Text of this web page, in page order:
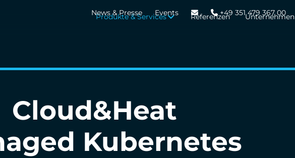
Produkte & Services Referenzen Unternehmen
News & Presse Events +49 351 479 367 00
Cloud&Heat
Kubernetes